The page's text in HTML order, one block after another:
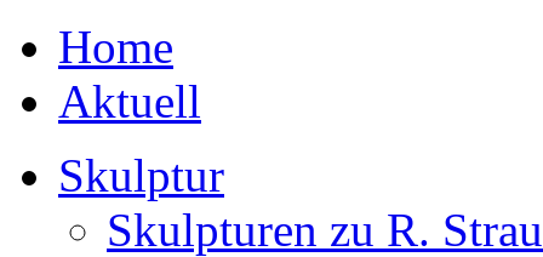
Home
Aktuell
Skulptur
Skulpturen zu R.